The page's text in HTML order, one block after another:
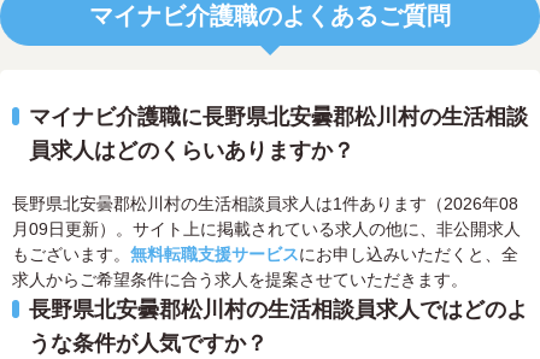
マイナビ介護職のよくあるご質問
マイナビ介護職に長野県北安曇郡松川村の生活相談
員求人はどのくらいありますか？
長野県北安曇郡松川村の生活相談員求人は1件あります（2026年08
月09日更新）。サイト上に掲載されている求人の他に、非公開求人
もございます。 無料転職支援サービスにお申し込みいただくと、全
求人からご希望条件に合う求人を提案させていただきます。
長野県北安曇郡松川村の生活相談員求人ではどのよ
うな条件が人気ですか？